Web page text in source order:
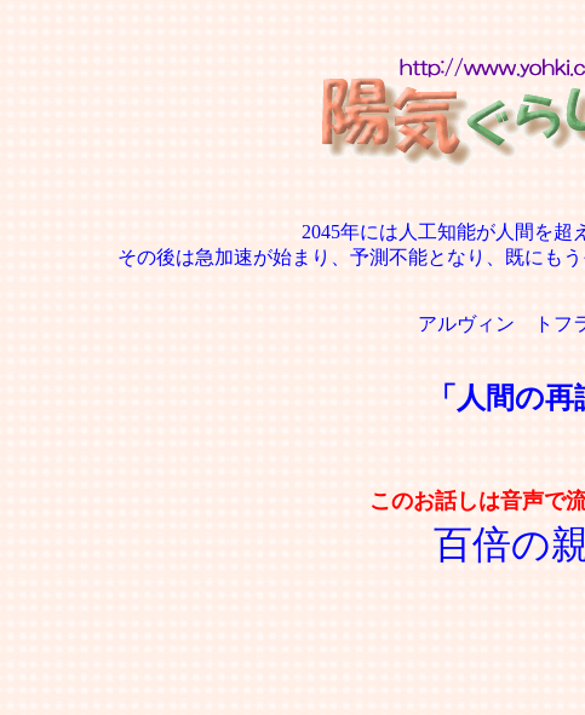
2045年には人工知能が人間を超
その後は急加速が始まり、予測不能となり、既にも
アルヴィン トフ
「人間の再
このお話しは音声で
百倍の